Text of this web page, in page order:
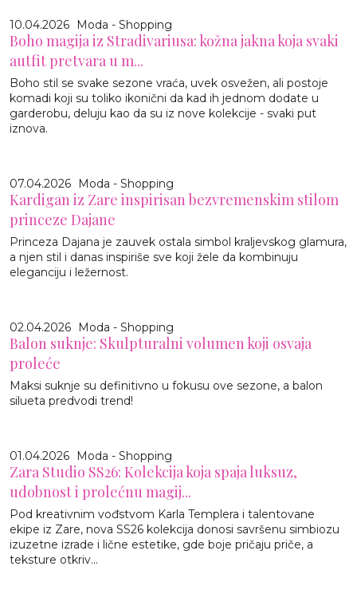
10.04.2026 Moda - Shopping
Boho magija iz Stradivariusa: kožna jakna koja svaki
autfit pretvara u m...
Boho stil se svake sezone vraća, uvek osvežen, ali postoje
komadi koji su toliko ikonični da kad ih jednom dodate u
garderobu, deluju kao da su iz nove kolekcije - svaki put
iznova.
07.04.2026 Moda - Shopping
Kardigan iz Zare inspirisan bezvremenskim stilom
princeze Dajane
Princeza Dajana je zauvek ostala simbol kraljevskog glamura,
a njen stil i danas inspiriše sve koji žele da kombinuju
eleganciju i ležernost.
02.04.2026 Moda - Shopping
Balon suknje: Skulpturalni volumen koji osvaja
proleće
Maksi suknje su definitivno u fokusu ove sezone, a balon
silueta predvodi trend!
01.04.2026 Moda - Shopping
Zara Studio SS26: Kolekcija koja spaja luksuz,
udobnost i prolećnu magij...
Pod kreativnim vođstvom Karla Templera i talentovane
ekipe iz Zare, nova SS26 kolekcija donosi savršenu simbiozu
izuzetne izrade i lične estetike, gde boje pričaju priče, a
teksture otkriv...